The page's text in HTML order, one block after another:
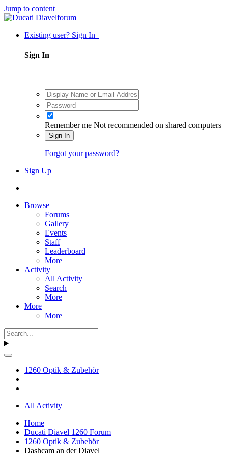
Jump to content
Existing user? Sign In
Sign In
Remember me Not recommended on shared computers
Sign In
Forgot your password?
Sign Up
Browse
Forums
Gallery
Events
Staff
Leaderboard
More
Activity
All Activity
Search
More
More
More
1260 Optik & Zubehör
All Activity
Home
Ducati Diavel 1260 Forum
1260 Optik & Zubehör
Dashcam an der Diavel